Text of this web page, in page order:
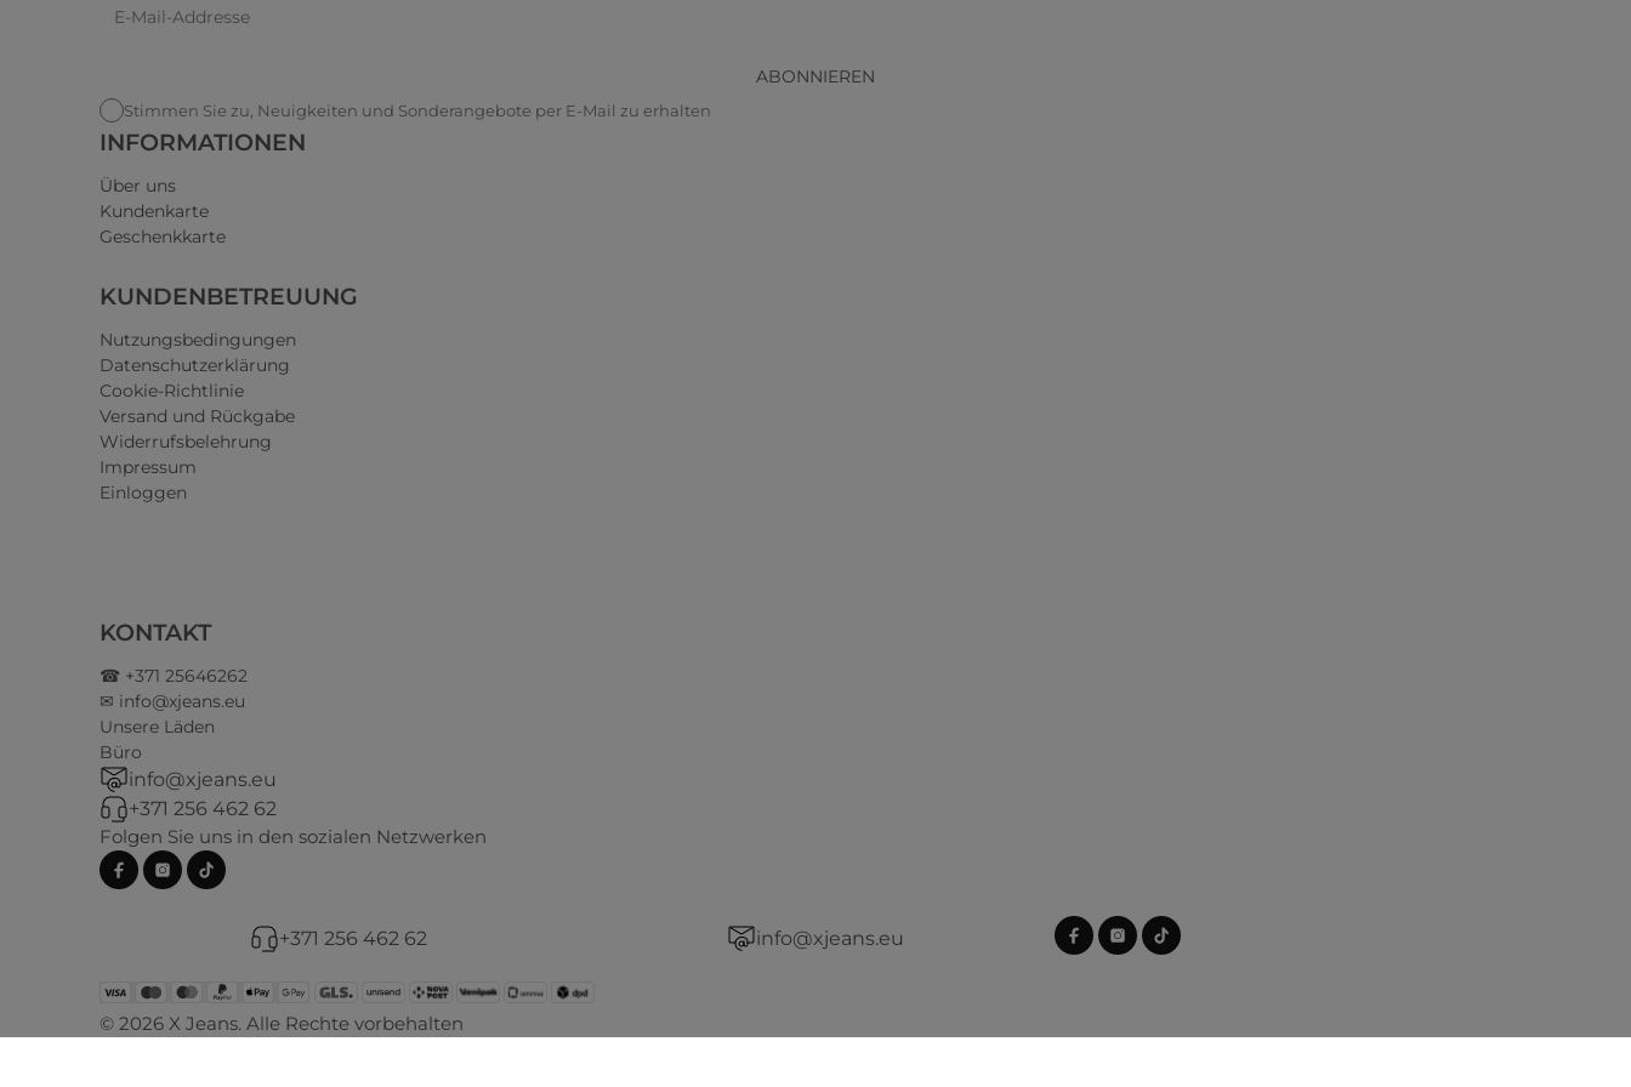
ABONNIEREN
Stimmen Sie zu, Neuigkeiten und Sonderangebote per E-Mail zu erhalten
INFORMATIONEN
Über uns
Kundenkarte
Geschenkkarte
KUNDENBETREUUNG
Nutzungsbedingungen
Datenschutzerklärung
Cookie-Richtlinie
Versand und Rückgabe
Widerrufsbelehrung
Impressum
Einloggen
KONTAKT
☎ +371 25646262
✉ info@xjeans.eu
Unsere Läden
Büro
info@xjeans.eu
+371 256 462 62
Folgen Sie uns in den sozialen Netzwerken
+371 256 462 62 info@xjeans.eu
© 2026 X Jeans. Alle Rechte vorbehalten